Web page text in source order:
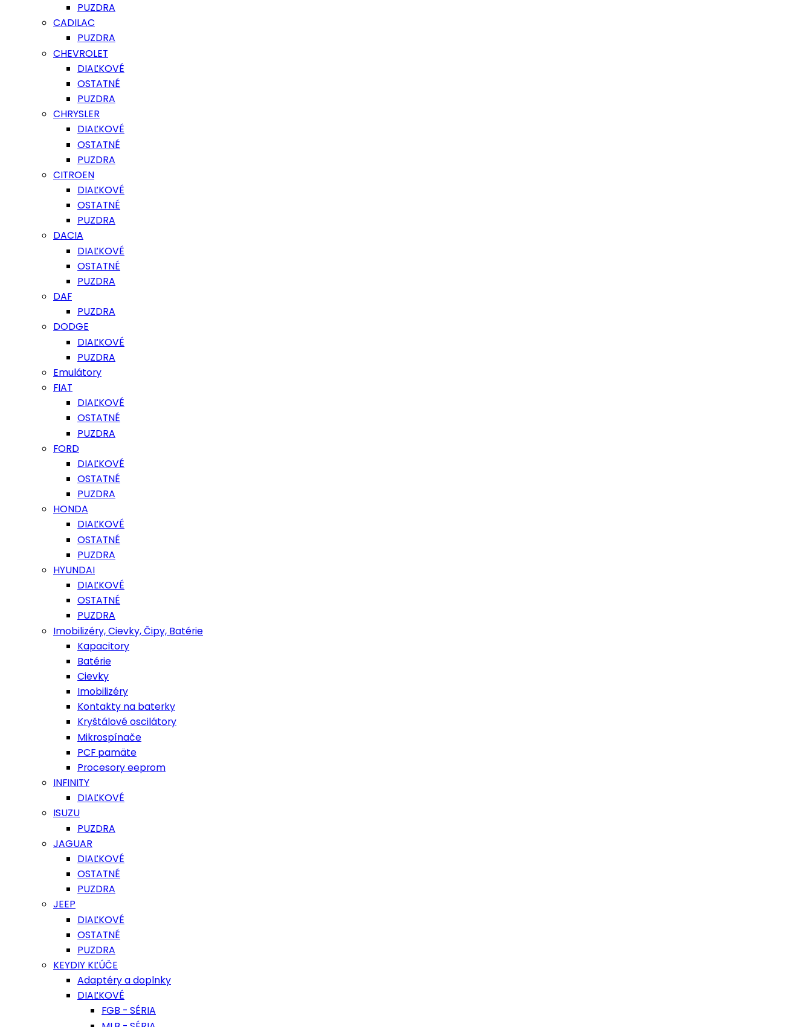
PUZDRA
CADILAC
PUZDRA
CHEVROLET
DIAĽKOVÉ
OSTATNÉ
PUZDRA
CHRYSLER
DIAĽKOVÉ
OSTATNÉ
PUZDRA
CITROEN
DIAĽKOVÉ
OSTATNÉ
PUZDRA
DACIA
DIAĽKOVÉ
OSTATNÉ
PUZDRA
DAF
PUZDRA
DODGE
DIAĽKOVÉ
PUZDRA
Emulátory
FIAT
DIAĽKOVÉ
OSTATNÉ
PUZDRA
FORD
DIAĽKOVÉ
OSTATNÉ
PUZDRA
HONDA
DIAĽKOVÉ
OSTATNÉ
PUZDRA
HYUNDAI
DIAĽKOVÉ
OSTATNÉ
PUZDRA
Imobilizéry, Cievky, Čipy, Batérie
Kapacitory
Batérie
Cievky
Imobilizéry
Kontakty na baterky
Kryštálové oscilátory
Mikrospínače
PCF pamäte
Procesory eeprom
INFINITY
DIAĽKOVÉ
ISUZU
PUZDRA
JAGUAR
DIAĽKOVÉ
OSTATNÉ
PUZDRA
JEEP
DIAĽKOVÉ
OSTATNÉ
PUZDRA
KEYDIY KĽÚČE
Adaptéry a doplnky
DIAĽKOVÉ
FGB - SÉRIA